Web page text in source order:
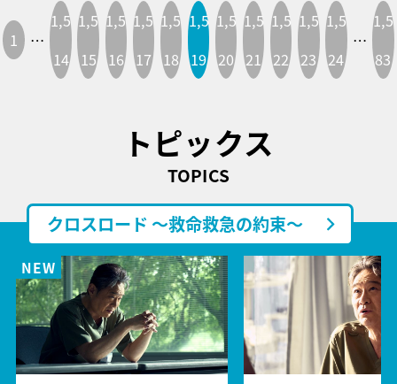
1 …
1,5
14
1,5
15
1,5
16
1,5
17
1,5
18
1,5
19
1,5
20
1,5
21
1,5
22
1,5
23
1,5
24
…
1,5
83
トピックス
TOPICS
クロスロード ～救命救急の約束～